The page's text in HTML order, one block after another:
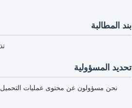
بند المطالبة
تحديد المسؤولية
نحن مسؤولون عن محتوى عمليات التحميل